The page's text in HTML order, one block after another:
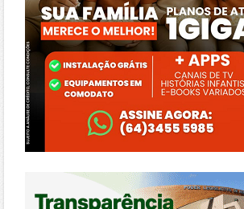
https://morrinhos.go.leg.br/